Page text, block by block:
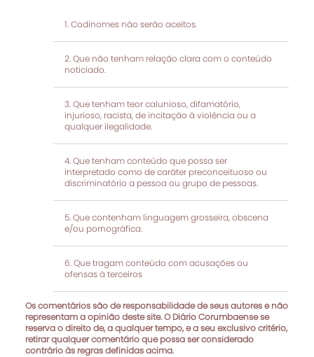
Codinomes não serão aceitos.
Que não tenham relação clara com o conteúdo
noticiado.
Que tenham teor calunioso, difamatório,
injurioso, racista, de incitação à violência ou a
qualquer ilegalidade.
Que tenham conteúdo que possa ser
interpretado como de caráter preconceituoso ou
discriminatório a pessoa ou grupo de pessoas.
Que contenham linguagem grosseira, obscena
e/ou pornográfica.
Que tragam conteúdo com acusações ou
ofensas à terceiros
Os comentários são de responsabilidade de seus autores e não
representam a opinião deste site. O Diário Corumbaense se
reserva o direito de, a qualquer tempo, e a seu exclusivo critério,
retirar qualquer comentário que possa ser considerado
contrário às regras definidas acima.